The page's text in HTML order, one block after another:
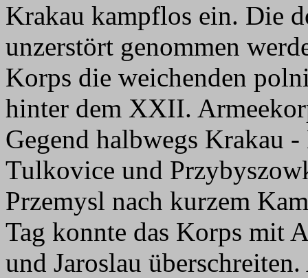
Krakau kampflos ein. Die
unzerstört genommen
Korps die weichenden
hinter dem XXII.
Gegend halbwegs Krakau
Tulkovice und
Przemysl nach kurzem
Tag konnte das Korps mit
und Jaroslau